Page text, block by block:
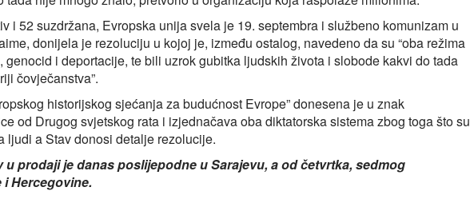
i 52 suzdržana, Evropska unija svela je 19. septembra i službeno komunizam u
donijela je rezoluciju u kojoj je, između ostalog, navedeno da su “oba režima
i deportacije, te bili uzrok gubitka ljudskih života i slobode kakvi do tada
čovječanstva”.
historijskog sjećanja za budućnost Evrope” donesena je u znak
od Drugog svjetskog rata i izjednačava oba diktatorska sistema zbog toga što su
ljudi a Stav donosi detalje rezolucije.
u prodaji je danas poslijepodne u Sarajevu, a od četvrtka, sedmog
Hercegovine.